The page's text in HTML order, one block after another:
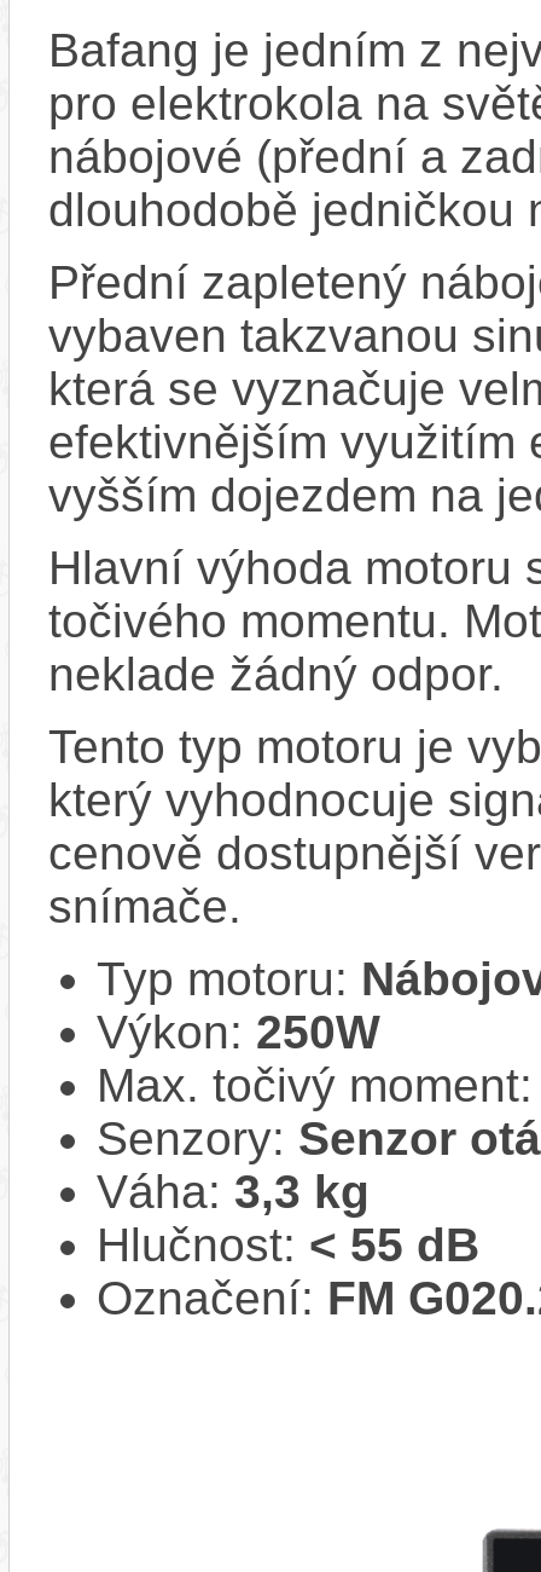
Bafang je jedním z
pro elektrokola na
nábojové (přední a
dlouhodobě jedničkou
Přední zapletený
vybaven takzvanou
která se vyznačuje
efektivnějším využitím
vyšším dojezdem na
Hlavní výhoda motoru
točivého momentu.
neklade žádný odpor.
Tento typ motoru je
který vyhodnocuje
cenově dostupnější
snímače.
Typ motoru:
Výkon: 250W
Max. točivý
Senzory: Senzor
Váha: 3,3 kg
Hlučnost: < 55 dB
Označení: FM